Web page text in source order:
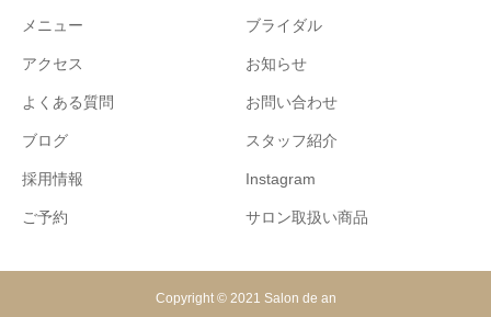
メニュー ブライダル
アクセス お知らせ
よくある質問 お問い合わせ
ブログ スタッフ紹介
採用情報 Instagram
ご予約 サロン取扱い商品
Copyright © 2021 Salon de an